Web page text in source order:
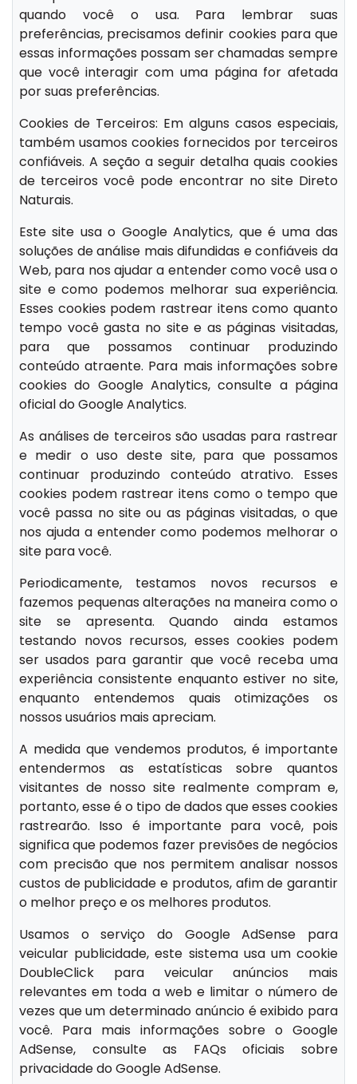
quando você o usa. Para lembrar suas
preferências, precisamos definir cookies para que
essas informações possam ser chamadas sempre
que você interagir com uma página for afetada
por suas preferências.
Cookies de Terceiros: Em alguns casos especiais,
também usamos cookies fornecidos por terceiros
confiáveis. A seção a seguir detalha quais cookies
de terceiros você pode encontrar no site Direto
Naturais.
Este site usa o Google Analytics, que é uma das
soluções de análise mais difundidas e confiáveis da
Web, para nos ajudar a entender como você usa o
site e como podemos melhorar sua experiência.
Esses cookies podem rastrear itens como quanto
tempo você gasta no site e as páginas visitadas,
para que possamos continuar produzindo
conteúdo atraente. Para mais informações sobre
cookies do Google Analytics, consulte a página
oficial do Google Analytics.
As análises de terceiros são usadas para rastrear
e medir o uso deste site, para que possamos
continuar produzindo conteúdo atrativo. Esses
cookies podem rastrear itens como o tempo que
você passa no site ou as páginas visitadas, o que
nos ajuda a entender como podemos melhorar o
site para você.
Periodicamente, testamos novos recursos e
fazemos pequenas alterações na maneira como o
site se apresenta. Quando ainda estamos
testando novos recursos, esses cookies podem
ser usados para garantir que você receba uma
experiência consistente enquanto estiver no site,
enquanto entendemos quais otimizações os
nossos usuários mais apreciam.
A medida que vendemos produtos, é importante
entendermos as estatísticas sobre quantos
visitantes de nosso site realmente compram e,
portanto, esse é o tipo de dados que esses cookies
rastrearão. Isso é importante para você, pois
significa que podemos fazer previsões de negócios
com precisão que nos permitem analisar nossos
custos de publicidade e produtos, afim de garantir
o melhor preço e os melhores produtos.
Usamos o serviço do Google AdSense para
veicular publicidade, este sistema usa um cookie
DoubleClick para veicular anúncios mais
relevantes em toda a web e limitar o número de
vezes que um determinado anúncio é exibido para
você. Para mais informações sobre o Google
AdSense, consulte as FAQs oficiais sobre
privacidade do Google AdSense.